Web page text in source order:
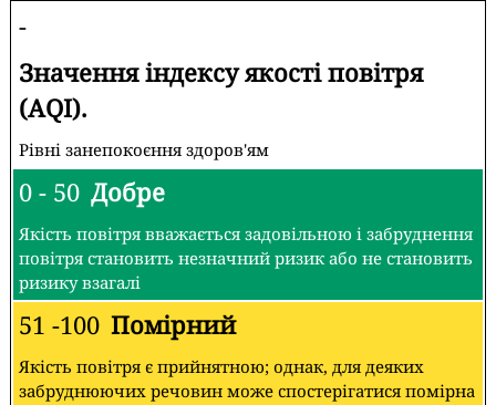
-
Значення індексу якості повітря
(AQI).
Рівні занепокоєння здоров'ям
0 - 50 Добре
Якість повітря вважається задовільною і забруднення
повітря становить незначний ризик або не становить
ризику взагалі
51 -100 Помірний
Якість повітря є прийнятною; однак, для деяких
забруднюючих речовин може спостерігатися помірна